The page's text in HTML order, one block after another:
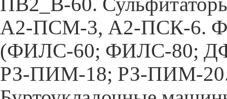
А2-ПСМ-3, А2-ПСК-6.
(ФИЛС-60; ФИЛС-80;
РЗ-ПИМ-18; РЗ-ПИМ-20.